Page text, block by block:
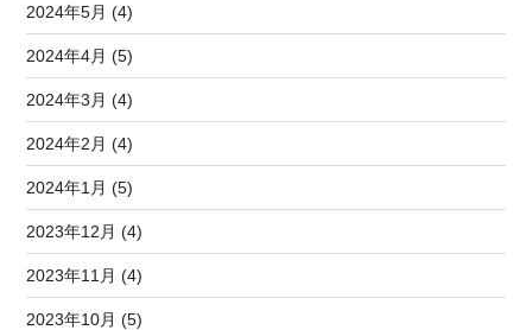
2024年5月 (4)
2024年4月 (5)
2024年3月 (4)
2024年2月 (4)
2024年1月 (5)
2023年12月 (4)
2023年11月 (4)
2023年10月 (5)